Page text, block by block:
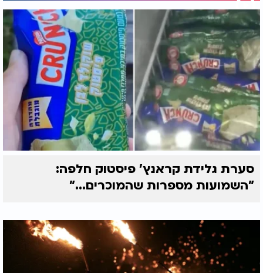
סערת גלידת קראנץ' פיסטוק חלפה:
"השמועות מספרות שהמוכרים..."